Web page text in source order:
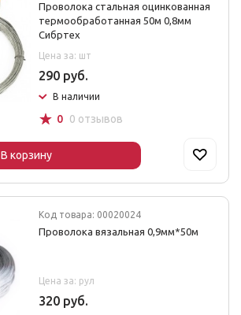
Проволока стальная оцинкованная
термообработанная 50м 0,8мм
Сибртех
Цена за: шт
290 руб.
В наличии
☆ 0 0 отзывов
В корзину
Код товара: 00020024
Проволока вязальная 0,9мм*50м
Цена за: рул
320 руб.